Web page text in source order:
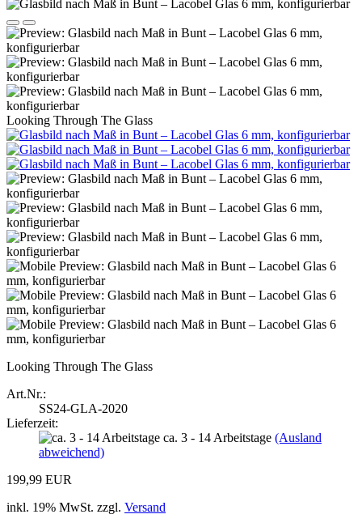
Looking Through The Glass
Looking Through The Glass
Art.Nr.:
SS24-GLA-2020
Lieferzeit:
ca. 3 - 14 Arbeitstage (Ausland
abweichend)
199,99 EUR
inkl. 19% MwSt. zzgl. Versand